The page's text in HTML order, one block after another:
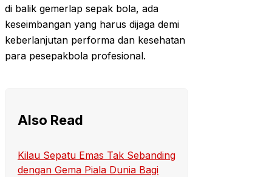
di balik gemerlap sepak bola, ada
keseimbangan yang harus dijaga demi
keberlanjutan performa dan kesehatan
para pesepakbola profesional.
Also Read
Kilau Sepatu Emas Tak Sebanding
dengan Gema Piala Dunia Bagi